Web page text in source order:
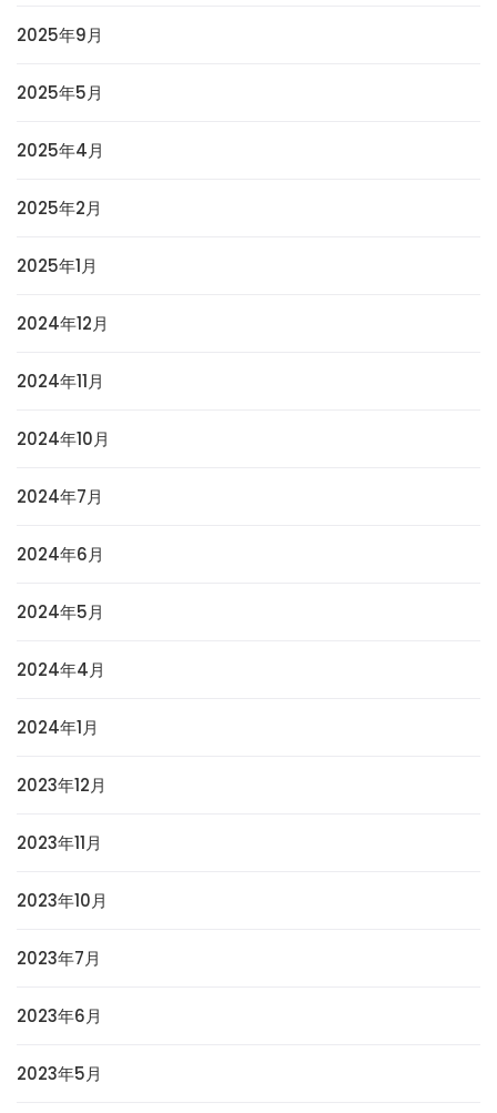
2025年9月
2025年5月
2025年4月
2025年2月
2025年1月
2024年12月
2024年11月
2024年10月
2024年7月
2024年6月
2024年5月
2024年4月
2024年1月
2023年12月
2023年11月
2023年10月
2023年7月
2023年6月
2023年5月